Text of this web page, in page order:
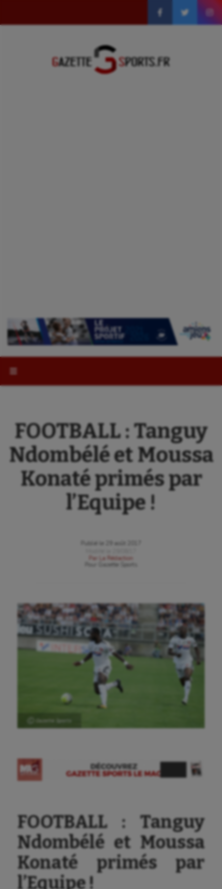
Athlétisme
Auto
Aviron
FOOTBALL : Tanguy
Ndombélé et Moussa
Konaté primés par
l’Equipe !
Publié le
29 août 2017
Par
La Rédaction
Gazette Sports
Ⓒ Gazette Sports
FOOTBALL : Tanguy
Ndombélé et Moussa
Konaté primés par
l’Equipe !